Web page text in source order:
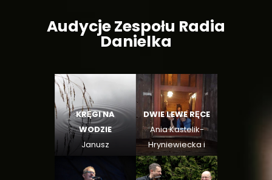
Audycje Zespołu Radia
Danielka
KRĘGI NA
WODZIE
Janusz
Podcasty
DWIE LEWE RĘCE
Ania Kastelik-
Hryniewiecka i
Ewa Arendarczyk